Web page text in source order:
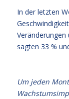
In der letzten
Veränderungen
sagten 33 %
Um jeden